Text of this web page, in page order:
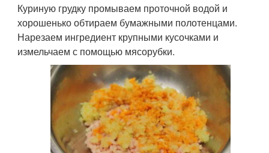
Куриную грудку промываем проточной водой и
хорошенько обтираем бумажными полотенцами.
Нарезаем ингредиент крупными кусочками и
измельчаем с помощью мясорубки.